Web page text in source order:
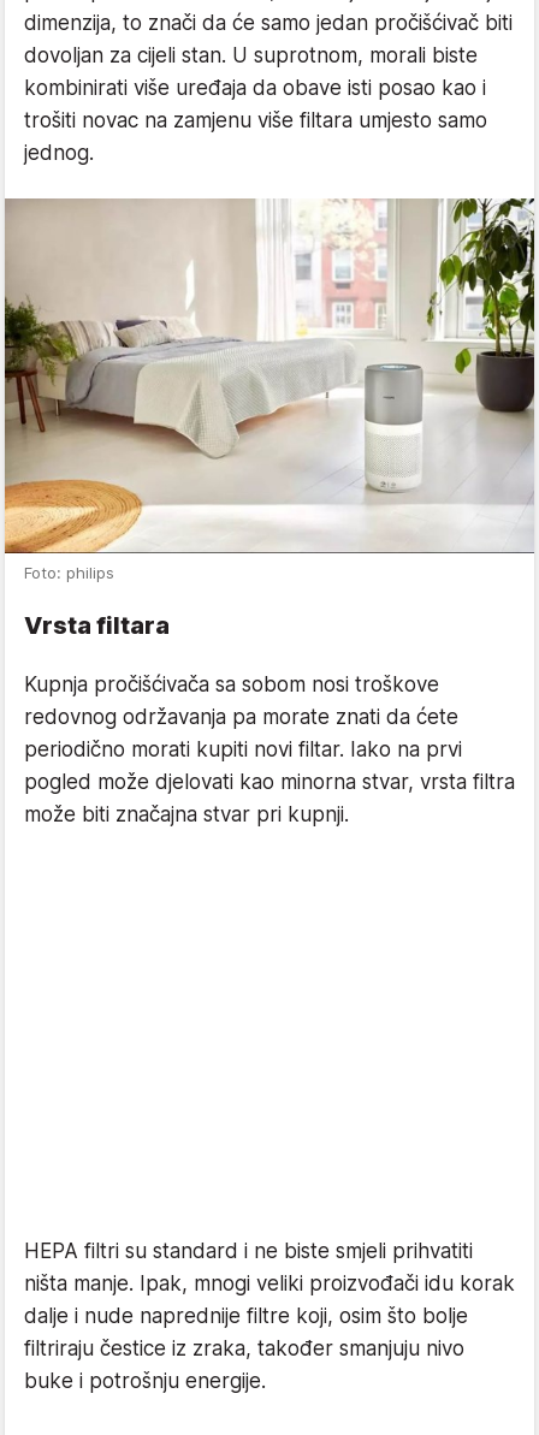
dimenzija, to znači da će samo jedan pročišćivač biti
dovoljan za cijeli stan. U suprotnom, morali biste
kombinirati više uređaja da obave isti posao kao i
trošiti novac na zamjenu više filtara umjesto samo
jednog.
Foto: philips
Vrsta filtara
Kupnja pročišćivača sa sobom nosi troškove
redovnog održavanja pa morate znati da ćete
periodično morati kupiti novi filtar. Iako na prvi
pogled može djelovati kao minorna stvar, vrsta filtra
može biti značajna stvar pri kupnji.
HEPA filtri su standard i ne biste smjeli prihvatiti
ništa manje. Ipak, mnogi veliki proizvođači idu korak
dalje i nude naprednije filtre koji, osim što bolje
filtriraju čestice iz zraka, također smanjuju nivo
buke i potrošnju energije.